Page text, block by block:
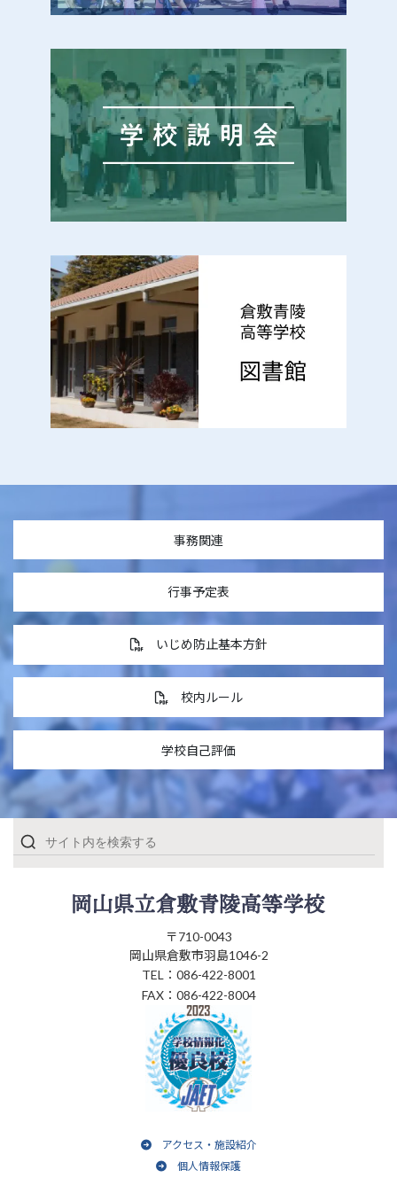
事務関連
行事予定表
いじめ防止基本方針
校内ルール
学校自己評価
〒710-0043
岡山県倉敷市羽島1046-2
TEL：086-422-8001
FAX：086-422-8004
アクセス・施設紹介
個人情報保護